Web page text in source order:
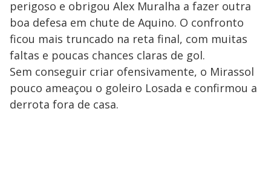
perigoso e obrigou Alex Muralha a fazer outra
boa defesa em chute de Aquino. O confronto
ficou mais truncado na reta final, com muitas
faltas e poucas chances claras de gol.
Sem conseguir criar ofensivamente, o Mirassol
pouco ameaçou o goleiro Losada e confirmou a
derrota fora de casa.